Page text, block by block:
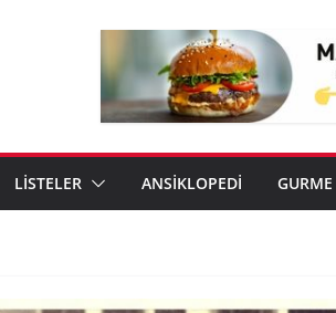
LİSTELER ANSİKLOPEDİ GURME